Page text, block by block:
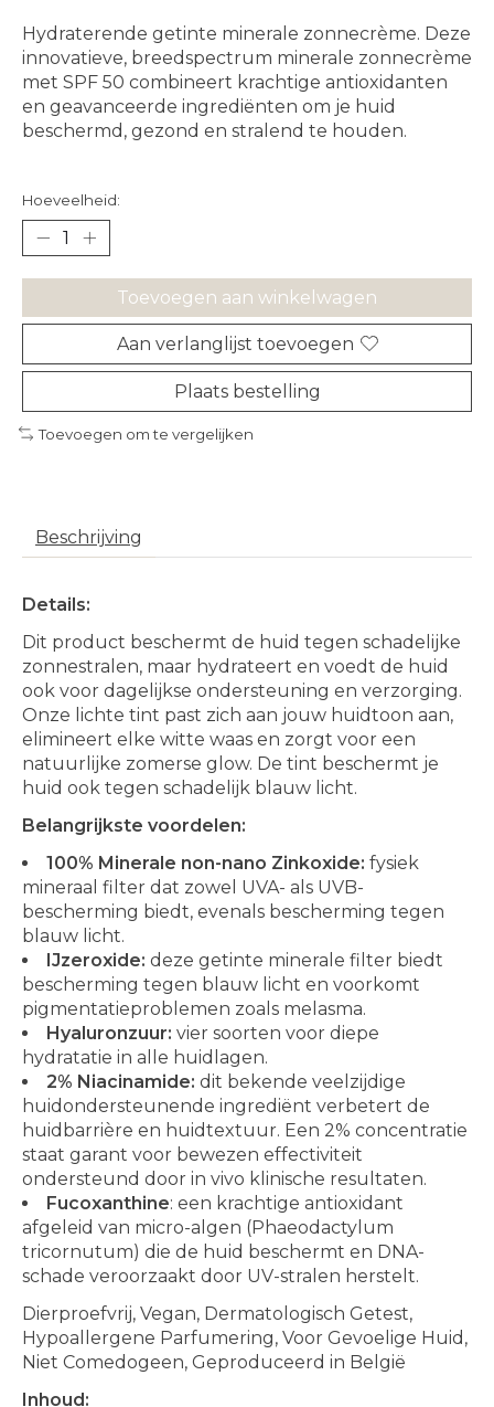
Hydraterende getinte minerale zonnecrème. Deze
innovatieve, breedspectrum minerale zonnecrème
met SPF 50 combineert krachtige antioxidanten
en geavanceerde ingrediënten om je huid
beschermd, gezond en stralend te houden.
Hoeveelheid:
Toevoegen aan winkelwagen
Aan verlanglijst toevoegen
Plaats bestelling
Toevoegen om te vergelijken
Beschrijving
Details:
Dit product beschermt de huid tegen schadelijke
zonnestralen, maar hydrateert en voedt de huid
ook voor dagelijkse ondersteuning en verzorging.
Onze lichte tint past zich aan jouw huidtoon aan,
elimineert elke witte waas en zorgt voor een
natuurlijke zomerse glow. De tint beschermt je
huid ook tegen schadelijk blauw licht.
Belangrijkste voordelen:
100% Minerale non-nano Zinkoxide: fysiek
mineraal filter dat zowel UVA- als UVB-
bescherming biedt, evenals bescherming tegen
blauw licht.
IJzeroxide: deze getinte minerale filter biedt
bescherming tegen blauw licht en voorkomt
pigmentatieproblemen zoals melasma.
Hyaluronzuur: vier soorten voor diepe
hydratatie in alle huidlagen.
2% Niacinamide: dit bekende veelzijdige
huidondersteunende ingrediënt verbetert de
huidbarrière en huidtextuur. Een 2% concentratie
staat garant voor bewezen effectiviteit
ondersteund door in vivo klinische resultaten.
Fucoxanthine: een krachtige antioxidant
afgeleid van micro-algen (Phaeodactylum
tricornutum) die de huid beschermt en DNA-
schade veroorzaakt door UV-stralen herstelt.
Dierproefvrij, Vegan, Dermatologisch Getest,
Hypoallergene Parfumering, Voor Gevoelige Huid,
Niet Comedogeen, Geproduceerd in België
Inhoud: